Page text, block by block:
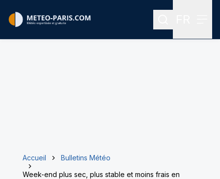
Rechercher
Accueil
Bulletins Météo
Week-end plus sec, plus stable et moins frais en